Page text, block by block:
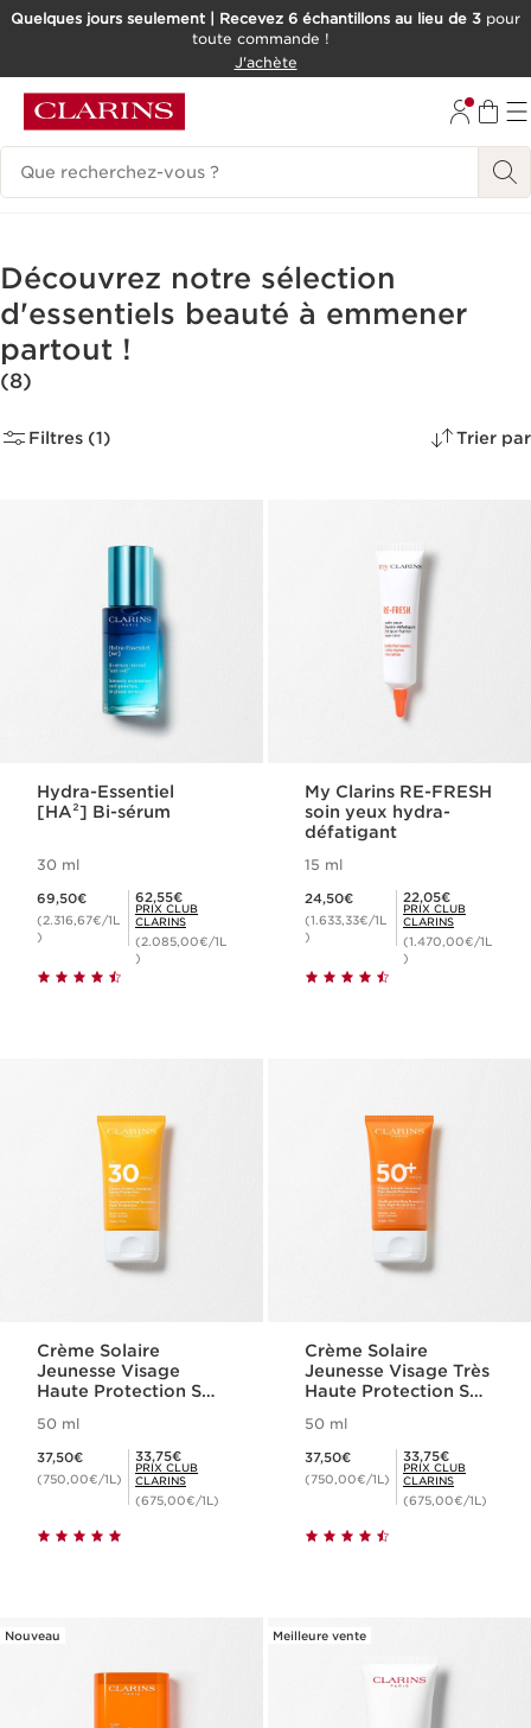
ALLER AU CONTENU
Quelques jours seulement | Recevez 6 échantillons au lieu de 3 pour
toute commande !
J'achète
Historique des recherches
Découvrez notre sélection
d'essentiels beauté à emmener
partout !
(8)
Filtres (1) Trier par
Hydra-Essentiel
[HA²] Bi-sérum
30 ml
69,50€
(2.316,67€/1L
)
Prix Club Clarins 62,55€
62,55€
PRIX CLUB
CLARINS
(2.085,00€/1L
)
My Clarins RE-FRESH
soin yeux hydra-
défatigant
15 ml
24,50€
(1.633,33€/1L
)
Prix Club Clarins 22,05€
22,05€
PRIX CLUB
CLARINS
(1.470,00€/1L
)
Crème Solaire
Jeunesse Visage
Haute Protection SPF
50 ml
37,50€
(750,00€/1L)
Prix Club Clarins 33,75€
33,75€
PRIX CLUB
CLARINS
(675,00€/1L)
Crème Solaire
Jeunesse Visage Très
Haute Protection SPF
50 ml
37,50€
(750,00€/1L)
Prix Club Clarins 33,75€
33,75€
PRIX CLUB
CLARINS
(675,00€/1L)
Nouveau Meilleure vente